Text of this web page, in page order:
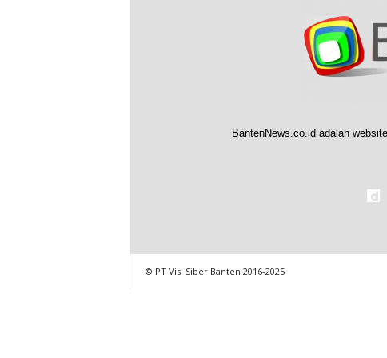
BantenNews.co.id adalah
© PT Visi Siber Banten 2016-2025